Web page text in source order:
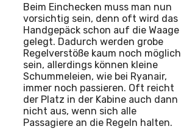
Beim Einchecken muss man nun
vorsichtig sein, denn oft wird das
Handgepäck schon auf die Waage
gelegt. Dadurch werden grobe
Regelverstöße kaum noch möglich
sein, allerdings können kleine
Schummeleien, wie bei Ryanair,
immer noch passieren. Oft reicht
der Platz in der Kabine auch dann
nicht aus, wenn sich alle
Passagiere an die Regeln halten.